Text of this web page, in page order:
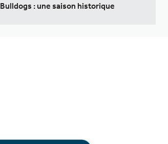
Bulldogs : une saison historique